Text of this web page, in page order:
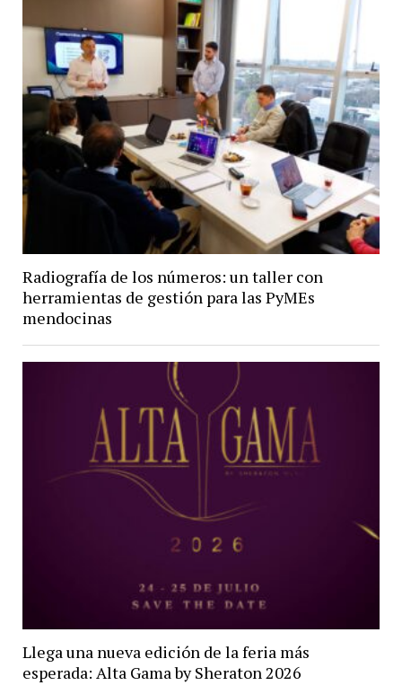
Radiografía de los números: un taller con
herramientas de gestión para las PyMEs
mendocinas
Llega una nueva edición de la feria más
esperada: Alta Gama by Sheraton 2026